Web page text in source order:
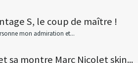
S, le coup de maître !
mon admiration et...
sa montre Marc Nicolet skin...